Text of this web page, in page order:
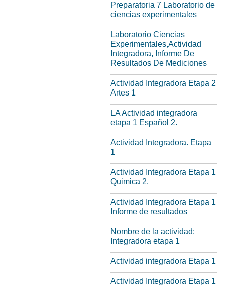
Preparatoria 7 Laboratorio de
ciencias experimentales
Laboratorio Ciencias
Experimentales,Actividad
Integradora, Informe De
Resultados De Mediciones
Actividad Integradora Etapa 2
Artes 1
LA Actividad integradora
etapa 1 Español 2.
Actividad Integradora. Etapa
1
Actividad Integradora Etapa 1
Quimica 2.
Actividad Integradora Etapa 1
Informe de resultados
Nombre de la actividad:
Integradora etapa 1
Actividad integradora Etapa 1
Actividad Integradora Etapa 1